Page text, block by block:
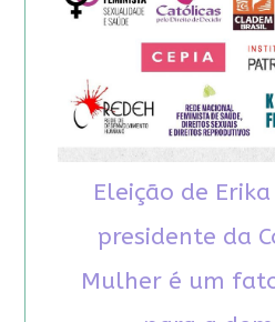
Eleição de
presidente da
Mulher é um